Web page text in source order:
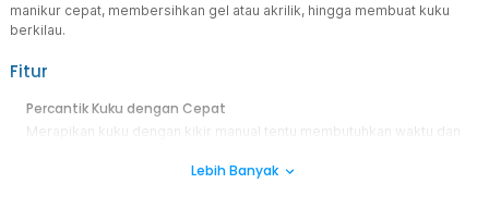
manikur cepat, membersihkan gel atau akrilik, hingga membuat kuku
berkilau.
Fitur
Percantik Kuku dengan Cepat
Merapikan kuku dengan kikir manual tentu membutuhkan waktu dan
mempercepat kegiatan manikur. Tipe elektrik ini juga sangat cocok
Lebih Banyak